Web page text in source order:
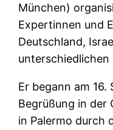
München)
Expertinnen und
Deutschland,
unterschiedlichen
Er begann am
Begrüßung in der
in Palermo durch